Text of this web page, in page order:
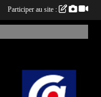
Participer au site :